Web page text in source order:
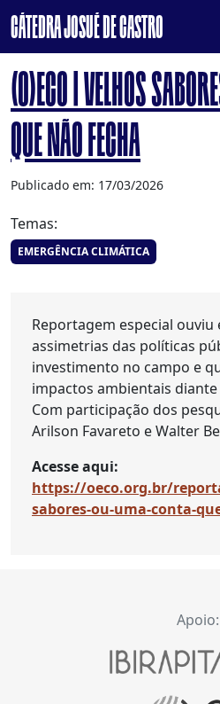
CÁTEDRA JOSUÉ DE CASTRO
DE SISTEMAS ALIMENTARES SAUDÁVEIS E SUSTENTÁVEIS
(O)ECO | VELHOS
QUE NÃO FECHA
Publicado em: 17/03/2026
Temas:
EMERGÊNCIA CLIMÁTICA
Reportagem especial ouviu
assimetrias das políticas
investimento no campo e
impactos ambientais
Com participação dos
Arilson Favareto e Walter
Acesse aqui:
https://oeco.org.br/
sabores-ou-uma-conta-
Apoio: